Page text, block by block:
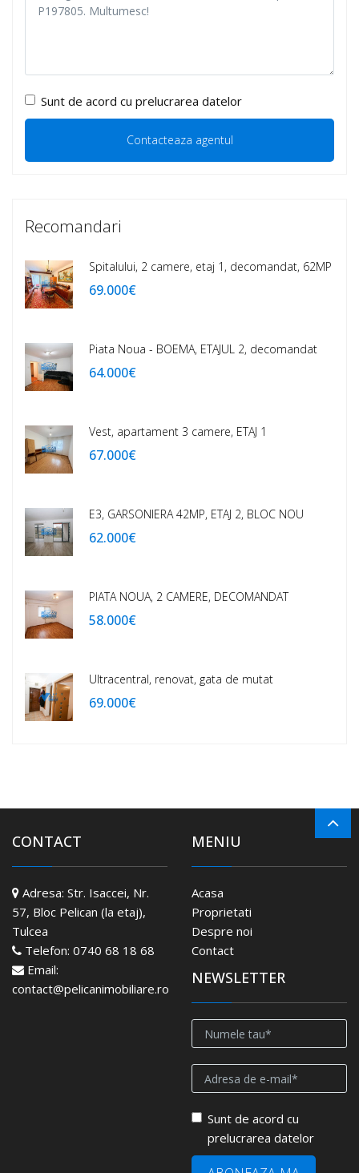
Sunt de acord cu prelucrarea datelor
Recomandari
Spitalului, 2 camere, etaj 1, decomandat, 62MP
69.000€
Piata Noua - BOEMA, ETAJUL 2, decomandat
64.000€
Vest, apartament 3 camere, ETAJ 1
67.000€
E3, GARSONIERA 42MP, ETAJ 2, BLOC NOU
62.000€
PIATA NOUA, 2 CAMERE, DECOMANDAT
58.000€
Ultracentral, renovat, gata de mutat
69.000€
CONTACT
Adresa: Str. Isaccei, Nr.
57, Bloc Pelican (la etaj),
Tulcea
Telefon: 0740 68 18 68
Email:
contact@pelicanimobiliare.ro
MENIU
Acasa
Proprietati
Despre noi
Contact
NEWSLETTER
Sunt de acord cu
prelucrarea datelor